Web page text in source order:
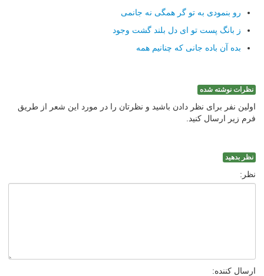
رو بنمودی به تو گر همگی نه جانمی
ز بانگ پست تو ای دل بلند گشت وجود
بده آن باده جانی كه چنانیم همه
نظرات نوشته شده
اولین نفر برای نظر دادن باشید و نظرتان را در مورد این شعر از طریق
فرم زیر ارسال کنید.
نظر بدهید
نظر:
ارسال کننده: